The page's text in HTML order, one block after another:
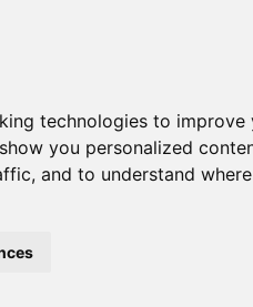
technologies to improve
you personalized
and to understand